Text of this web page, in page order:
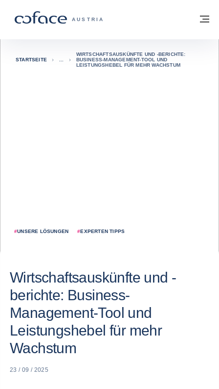
COFACE FOR TRADE - WEBSEITE DER
AUSTRIA
Zurück zur Startseite
#UNSERE LÖSUNGEN #EXPERTEN TIPPS
STARTSEITE
WIRTSCHAFTSAUSKÜNFTE UND -BERICHTE:
BUSINESS-MANAGEMENT-TOOL UND
LEISTUNGSHEBEL FÜR MEHR WACHSTUM
Wirtschaftsauskünfte und -
berichte: Business-
Management-Tool und
Leistungshebel für mehr
Wachstum
23 / 09 / 2025